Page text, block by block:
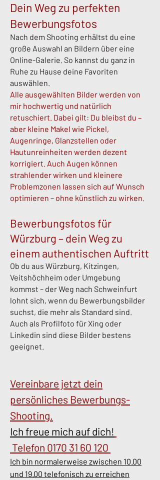
Dein Weg zu perfekten
Bewerbungsfotos
Nach dem Shooting erhältst du eine
große Auswahl an Bildern über eine
Online-Galerie. So kannst du ganz in
Ruhe zu Hause deine Favoriten
auswählen.
Alle ausgewählten Bilder werden von
mir hochwertig und natürlich
retuschiert. Dabei gilt: Du bleibst du –
aber kleine Makel wie Pickel,
Augenringe, Glanzstellen oder
Hautunreinheiten werden dezent
korrigiert. Auch Augen können
strahlender wirken und kleinere
Problemzonen lassen sich auf Wunsch
optimieren – ohne künstlich zu wirken.
Bewerbungsfotos für
Würzburg – dein Weg zu
einem authentischen Auftritt
Ob du aus Würzburg, Kitzingen,
Veitshöchheim oder Umgebung
kommst – der Weg nach Schweinfurt
lohnt sich, wenn du Bewerbungsbilder
suchst, die mehr als Standard sind.
Auch als Profilfoto für Xing oder
Linkedin sind diese Bilder bestens
geeignet.
Vereinbare jetzt dein
persönliches Bewerbungs-
Shooting.
Ich freue mich auf dich!
Telefon 0170 31 60 120
Ich bin normalerweise zwischen 10.00
und 19.00 telefonisch zu erreichen